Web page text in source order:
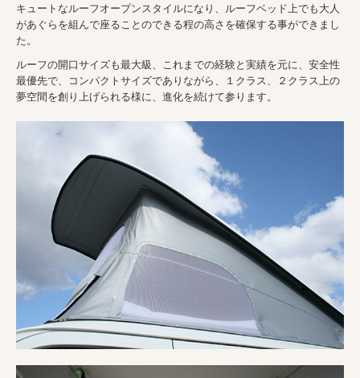
キュートなルーフオープンスタイルになり、ルーフベッド上でも大人
があぐらを組んで座ることのできる程の高さを確保する事ができまし
た。
ルーフの開口サイズも最大級、これまでの経験と実績を元に、安全性
最優先で、コンパクトサイズでありながら、１クラス、２クラス上の
夢空間を創り上げられる様に、進化を続けて参ります。